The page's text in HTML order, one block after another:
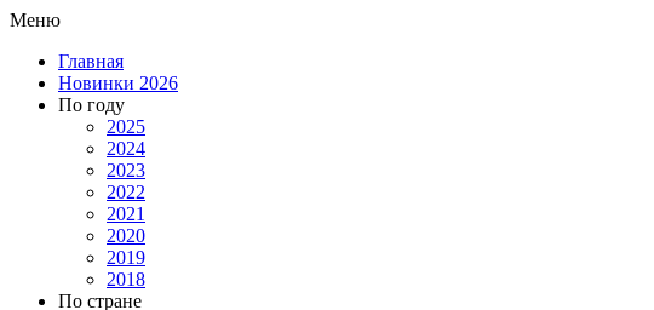
Меню
Главная
Новинки 2026
По году
2025
2024
2023
2022
2021
2020
2019
2018
По стране